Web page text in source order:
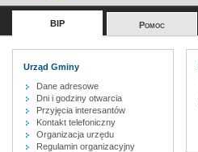
BIP Pomoc
Urząd Gminy
Dane adresowe
Dni i godziny otwarcia
Przyjęcia interesantów
Kontakt telefoniczny
Organizacja urzędu
Regulamin organizacyjny